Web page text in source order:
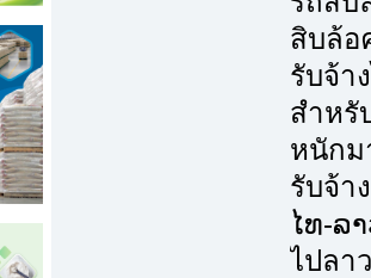
สิบล้อ
รับจ้า
สำหรั
หนักม
รับจ้า
ໄທ-ລ
ไปลา